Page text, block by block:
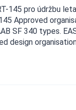
145 pro údržbu
Approved
SF 340 types.
design